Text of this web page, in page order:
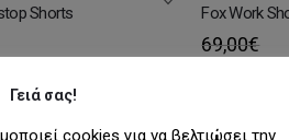
Shorts Fox Work
69,00€
48,30€
Γειά σας!
cookies για να βελτιώσει την